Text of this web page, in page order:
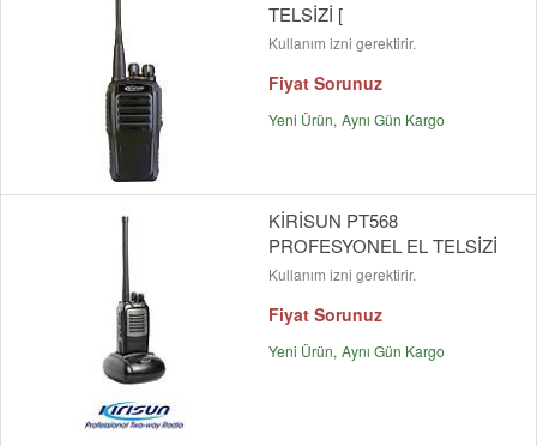
TELSİZİ [
Kullanım izni gerektirir.
Fiyat Sorunuz
Yeni Ürün Aynı Gün Kargo
KİRİSUN PT568
PROFESYONEL EL TELSİZİ
Kullanım izni gerektirir.
Fiyat Sorunuz
Yeni Ürün Aynı Gün Kargo